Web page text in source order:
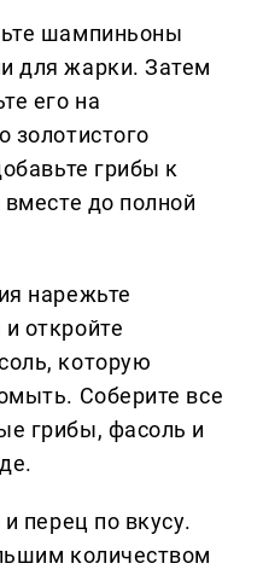
шампиньоны
для жарки. Затем
его на
золотистого
грибы к
до полной
нарежьте
откройте
которую
Соберите все
грибы, фасоль и
перец по вкусу.
количеством